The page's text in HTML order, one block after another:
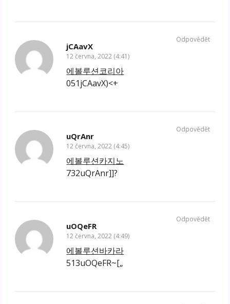
jCAavX
12 června, 2022 (4:41)
에볼루션코리아
051jCAavX)<+
Odpovědět
uQrAnr
12 června, 2022 (4:45)
에볼루션카지노
732uQrAnr]]?
Odpovědět
uOQeFR
12 června, 2022 (4:49)
에볼루션바카라
513uOQeFR~[„
Odpovědět